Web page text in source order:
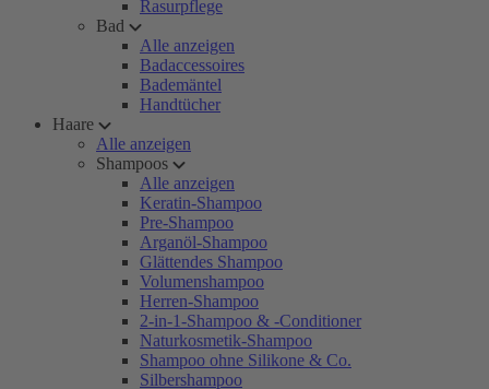
Rasurpflege
Bad
Alle anzeigen
Badaccessoires
Bademäntel
Handtücher
Haare
Alle anzeigen
Shampoos
Alle anzeigen
Keratin-Shampoo
Pre-Shampoo
Arganöl-Shampoo
Glättendes Shampoo
Volumenshampoo
Herren-Shampoo
2-in-1-Shampoo & -Conditioner
Naturkosmetik-Shampoo
Shampoo ohne Silikone & Co.
Silbershampoo